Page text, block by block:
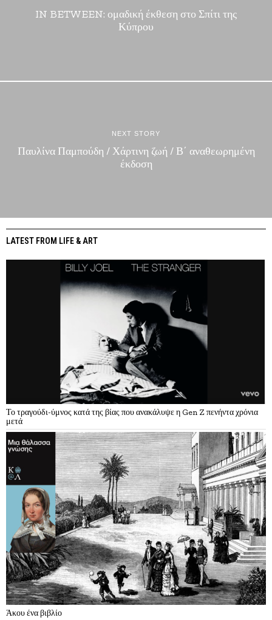
IN BETWEEN: ομαδική έκθεση στο Σπίτι της
Κύπρου
NEXT STORY
Παυλίνα Παμπούδη / Χάρτινη ζωή / Β΄ αναθεωρημένη
έκδοση
LATEST FROM LIFE & ART
Το τραγούδι-ύμνος κατά της βίας που ανακάλυψε η Gen Z πενήντα χρόνια
μετά
Άκου ένα βιβλίο